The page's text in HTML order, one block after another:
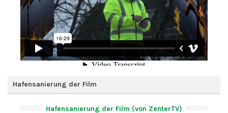
Hafensanierung der Film
Hafensanierung der Film (von ZenterTV)